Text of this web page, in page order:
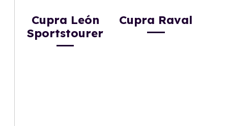
Cupra León
Sportstourer
Cupra Raval